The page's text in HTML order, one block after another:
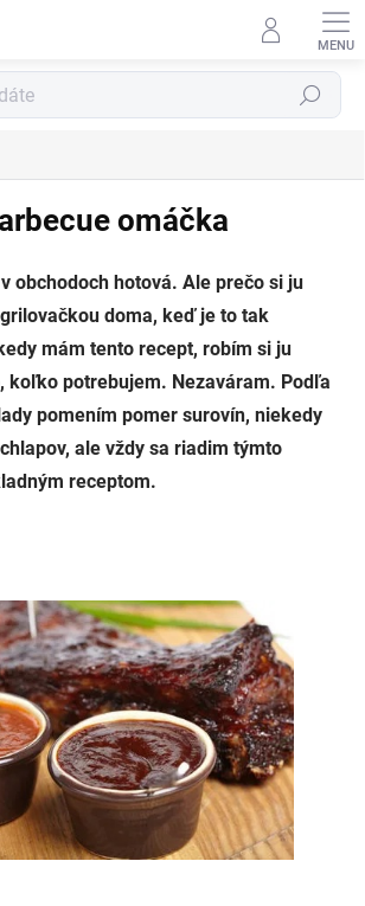
Hľadať
omáčka
obchodoch hotová. Ale prečo si ju
doma, keď je to tak
mám tento recept, robím si ju
koľko potrebujem. Nezaváram. Podľa
pomením pomer surovín, niekedy
ale vždy sa riadim týmto
receptom.